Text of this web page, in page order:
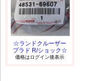
☆ランドクルーザー
プラド R/ショック☆
価格はログイン後表示